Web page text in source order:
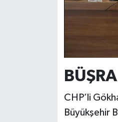
CHP’li
Büyükşehir